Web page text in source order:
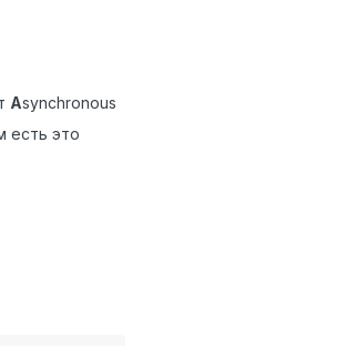
Asynchronous
есть это